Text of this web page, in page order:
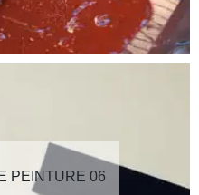
PEINTURE 06